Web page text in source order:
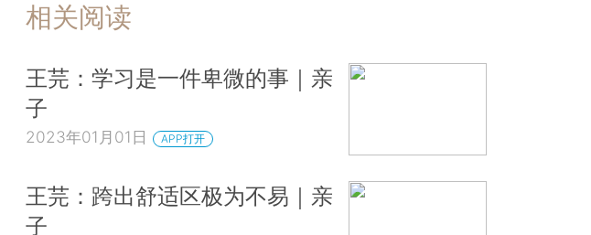
相关阅读
王芫：学习是一件卑微的事｜亲
子
2023年01月01日 APP打开
王芫：跨出舒适区极为不易｜亲
子